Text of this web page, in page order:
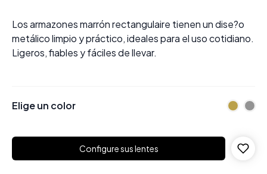
Los armazones marrón rectangulaire tienen un dise?o
metálico limpio y práctico, ideales para el uso cotidiano.
Ligeros, fiables y fáciles de llevar.
Elige un color
Configure sus lentes